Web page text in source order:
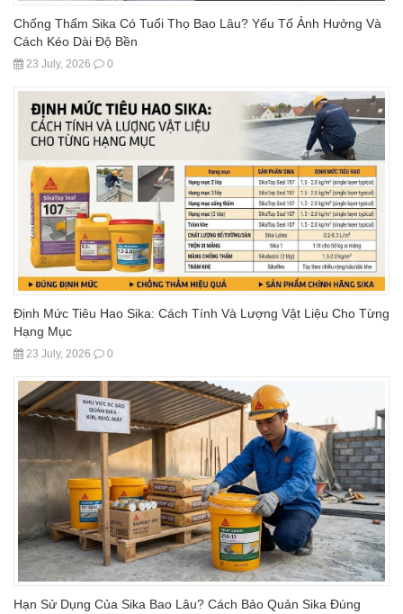
Chống Thấm Sika Có Tuổi Thọ Bao Lâu? Yếu Tố Ảnh Hưởng Và
Cách Kéo Dài Độ Bền
23 July, 2026 0
Định Mức Tiêu Hao Sika: Cách Tính Và Lượng Vật Liệu Cho Từng
Hạng Mục
23 July, 2026 0
Hạn Sử Dụng Của Sika Bao Lâu? Cách Bảo Quản Sika Đúng